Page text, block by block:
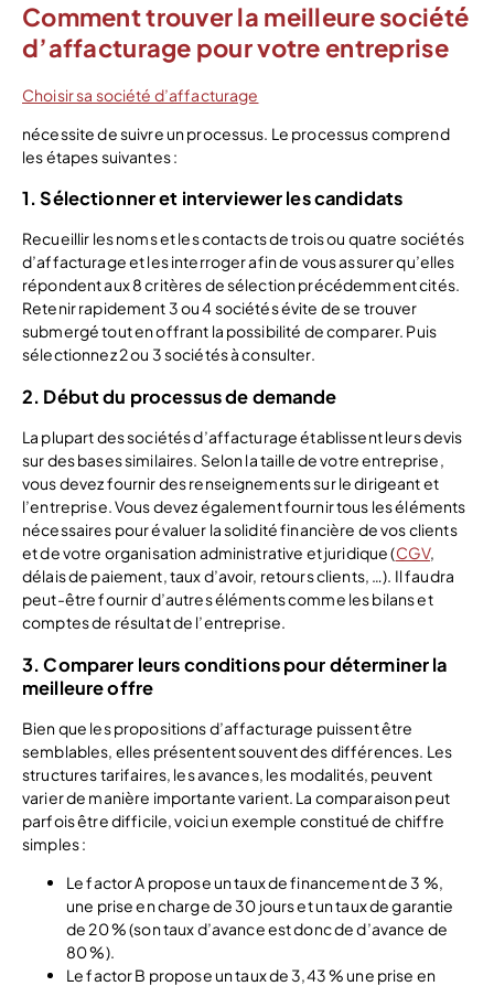
Comment trouver la meilleure société
d’affacturage pour votre entreprise
Choisir sa société d’affacturage
nécessite de suivre un processus. Le processus comprend
les étapes suivantes :
1. Sélectionner et interviewer les candidats
Recueillir les noms et les contacts de trois ou quatre sociétés
d’affacturage et les interroger afin de vous assurer qu’elles
répondent aux 8 critères de sélection précédemment cités.
Retenir rapidement 3 ou 4 sociétés évite de se trouver
submergé tout en offrant la possibilité de comparer. Puis
sélectionnez 2 ou 3 sociétés à consulter.
2. Début du processus de demande
La plupart des sociétés d’affacturage établissent leurs devis
sur des bases similaires. Selon la taille de votre entreprise,
vous devez fournir des renseignements sur le dirigeant et
l’entreprise. Vous devez également fournir tous les éléments
nécessaires pour évaluer la solidité financière de vos clients
et de votre organisation administrative et juridique (CGV,
délais de paiement, taux d’avoir, retours clients, …). Il faudra
peut-être fournir d’autres éléments comme les bilans et
comptes de résultat de l’entreprise.
3. Comparer leurs conditions pour déterminer la
meilleure offre
Bien que les propositions d’affacturage puissent être
semblables, elles présentent souvent des différences. Les
structures tarifaires, les avances, les modalités, peuvent
varier de manière importante varient. La comparaison peut
parfois être difficile, voici un exemple constitué de chiffre
simples :
Le factor A propose un taux de financement de 3 %,
une prise en charge de 30 jours et un taux de garantie
de 20 % (son taux d’avance est donc de d’avance de
80 %).
Le factor B propose un taux de 3,43 % une prise en